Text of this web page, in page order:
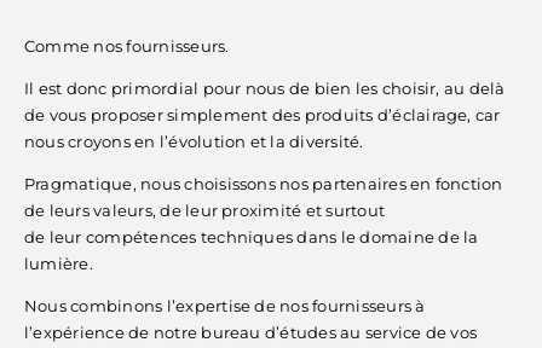
Comme nos fournisseurs.
Il est donc primordial pour nous de bien les choisir, au delà
de vous proposer simplement des produits d’éclairage, car
nous croyons en l’évolution et la diversité.
Pragmatique, nous choisissons nos partenaires en fonction
de leurs valeurs, de leur proximité et surtout
de leur compétences techniques dans le domaine de la
lumière.
Nous combinons l’expertise de nos fournisseurs à
l’expérience de notre bureau d’études au service de vos